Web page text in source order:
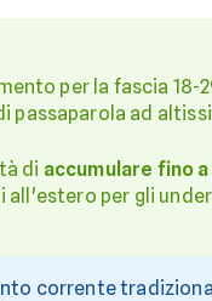
per la fascia 18-
passaparola ad
di accumulare fino
per gli
corrente